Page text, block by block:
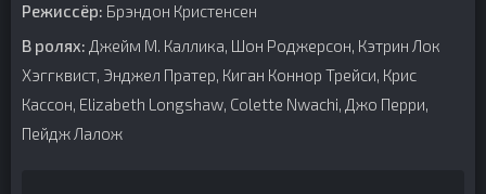
Режиссёр: Брэндон Кристенсен
В ролях: Джейм М. Каллика, Шон Роджерсон, Кэтрин Лок
Хэггквист, Энджел Пратер, Киган Коннор Трейси, Крис
Кассон, Elizabeth Longshaw, Colette Nwachi, Джо Перри,
Пейдж Лалож